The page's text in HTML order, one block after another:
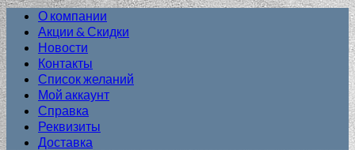
О компании
Акции & Скидки
Новости
Контакты
Список желаний
Мой аккаунт
Справка
Реквизиты
Доставка